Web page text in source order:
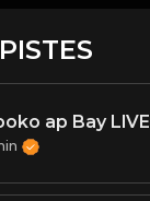
ap Bay LlVE